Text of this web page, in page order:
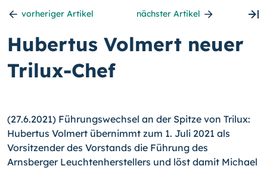
vorheriger Artikel nächster Artikel
Hubertus Volmert neuer
Trilux-Chef
(27.6.2021) Führungswechsel an der Spitze von Trilux:
Hubertus Volmert übernimmt zum 1. Juli 2021 als
Vorsitzender des Vorstands die Führung des
Arnsberger Leuchtenherstellers und löst damit Michael